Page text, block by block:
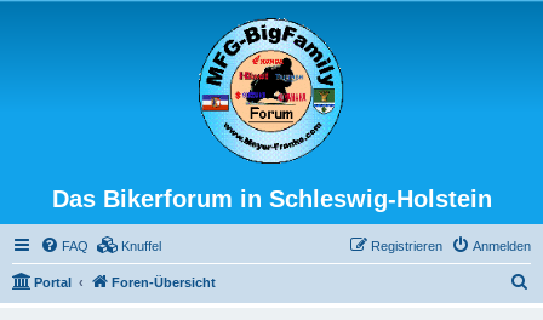
Das Bikerforum in Schleswig-Holstein
FAQ Knuffel Anmelden
Registrieren
Portal Foren-Übersicht